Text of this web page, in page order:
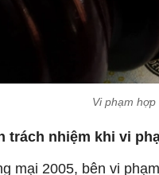
Vi phạm
trách nhiệm khi vi
mại 2005, bên vi